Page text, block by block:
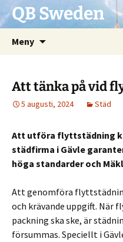
QB Sweden
Meny
Att tänka på vid
5 augusti, 2024 Städ
Att utföra flyttstädning
städfirma i Gävle
höga standarder och
Att genomföra
och krävande uppgift. När
packning ska ske, är
försummas. Speciellt i